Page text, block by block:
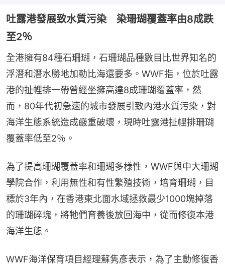
吐露港發展致水質污染 染珊瑚覆蓋率由8成跌
至2％
全港擁有84種石珊瑚，石珊瑚品種數目比世界知名的
浮潛和潛水勝地加勒比海還要多。WWF指，位於吐露
港的扯𢃇排一帶曾經坐擁高達8成珊瑚覆蓋率，然
而，80年代初急速的城市發展引致內港水質污染，對
海洋生態系統造成嚴重破壞，現時吐露港扯𢃇排珊瑚
覆蓋率低至2％。
為了提高珊瑚覆蓋率和珊瑚多樣性，WWF與中大珊瑚
學院合作，利用無性和有性繁殖技術，培育珊瑚，目
標於3年內，在香港東北面水域拯救最少1000塊掉落
的珊瑚碎塊，將牠們育養後放回海中，從而修復本港
海洋生態。
WWF海洋保育項目經理蘇隽彥表示，為了主動修復香